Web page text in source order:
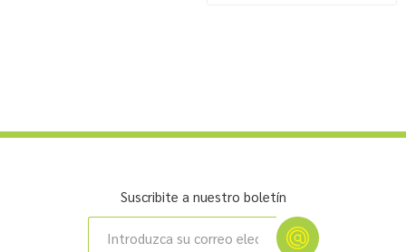
Suscribite a nuestro boletín